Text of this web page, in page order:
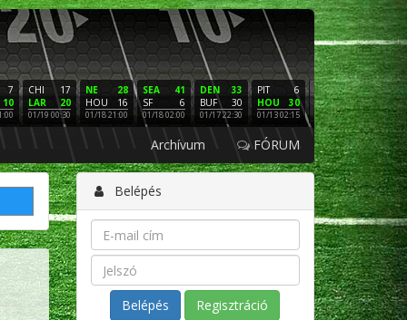
7
10
17
CHI
20
LAR
01/19 00:30
28
NE
16
HOU
01/18 21:00
41
SEA
6
SF
01/18 02:00
33
DEN
30
BUF
01/17 22:30
6
PIT
30
HOU
01/13 02:15
16
NE
3
LAC
01/12 02:00
PHI
SF
01/11
Archívum FÓRUM
Belépés
Regisztráció